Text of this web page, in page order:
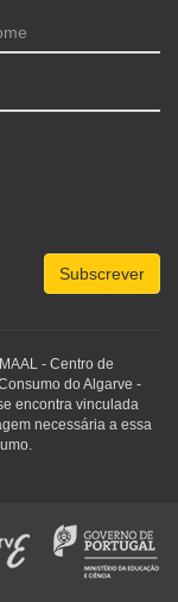
Subscrever
- Centro de
do Algarve -
encontra vinculada
necessária a essa